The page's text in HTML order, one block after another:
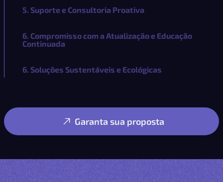
5. Suporte e Consultoria Proativa
6. Compromisso com a Atualização e Educação
Continuada
6. Soluções Sustentáveis e Ecológicas
Garanta sua proposta